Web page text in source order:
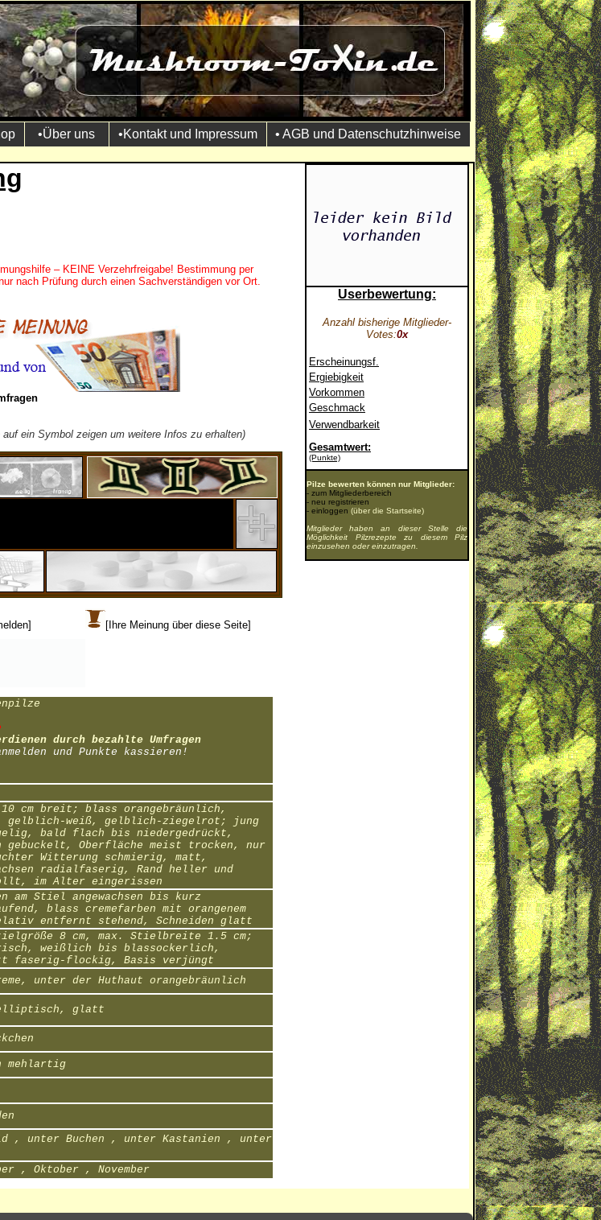
•Über uns •Kontakt und Impressum • AGB und Datenschutzhinweise
– KEINE Verzehrfreigabe! Bestimmung per
nach Prüfung durch einen Sachverständigen vor Ort.
ein Symbol zeigen um weitere Infos zu erhalten)
[Ihre Meinung über diese Seite]
durch bezahlte Umfragen
und Punkte kassieren!
cm breit; blass orangebräunlich,
gelblich-weiß, gelblich-ziegelrot; jung
bald flach bis niedergedrückt,
gebuckelt, Oberfläche meist trocken, nur
Witterung schmierig, matt,
radialfaserig, Rand heller und
im Alter eingerissen
am Stiel angewachsen bis kurz
blass cremefarben mit orangenem
entfernt stehend, Schneiden glatt
8 cm, max. Stielbreite 1.5 cm;
weißlich bis blassockerlich,
faserig-flockig, Basis verjüngt
unter der Huthaut orangebräunlich
glatt
mehlartig
, unter Buchen , unter Kastanien , unter
, Oktober , November
Userbewertung:
Anzahl bisherige Mitglieder-
Votes:0x
Erscheinungsf.
Ergiebigkeit
Vorkommen
Geschmack
Verwendbarkeit
Gesamtwert:
(Punkte)
Pilze bewerten können nur Mitglieder:
- zum Mitgliederbereich
- neu registrieren
- einloggen (über die Startseite)
Mitglieder haben an dieser Stelle die
Möglichkeit Pilzrezepte zu diesem Pilz
einzusehen oder einzutragen.